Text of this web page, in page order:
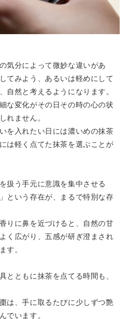
気分によって微妙な違いがあ
てみよう、あるいは軽めにして
自然と考えるようになります。
な変化がその日その時の心の状
れません。
を入れたい日には濃いめの抹茶
は軽く点てた抹茶を選ぶことが
扱う手元に意識を集中させる
という存在が、まるで特別な存
りに鼻を近づけると、自然の甘
く広がり、五感が研ぎ澄まされ
す。
とともに抹茶を点てる時間も、
は、手に取るたびに少しずつ艶
でいます。